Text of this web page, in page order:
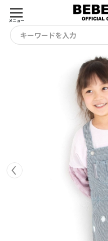
メニュー
キーワードを入力